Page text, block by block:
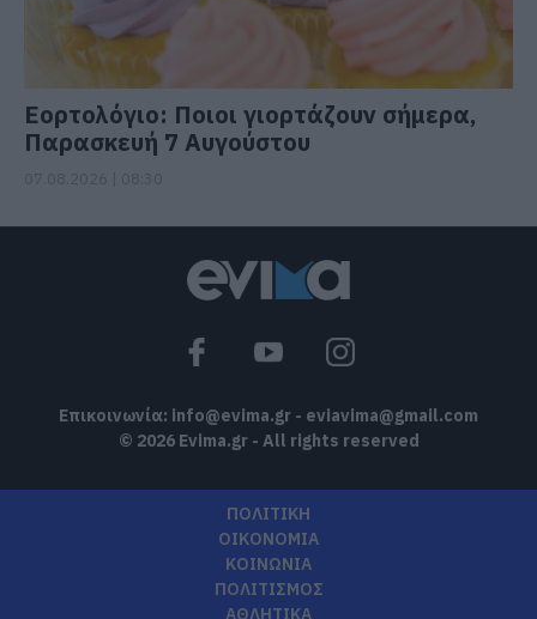
Εορτολόγιο: Ποιοι γιορτάζουν σήμερα,
Παρασκευή 7 Αυγούστου
Επικοινωνία: info@evima.gr - eviavima@gmail.com
© 2026 Evima.gr - All rights reserved
ΠΟΛΙΤΙΚΗ
ΟΙΚΟΝΟΜΙΑ
ΚΟΙΝΩΝΙΑ
ΠΟΛΙΤΙΣΜΟΣ
ΑΘΛΗΤΙΚΑ